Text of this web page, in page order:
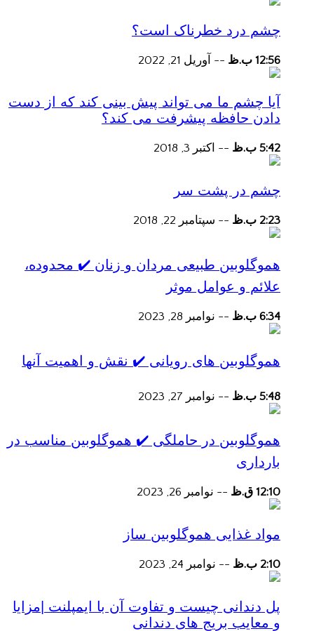
چشم درد خطرناک است؟
12:56 ب.ظ -- آوریل 21, 2022
آیا چشم ما می تواند پیش بینی کند که از دست
دادن حافظه پیشرفت می کند؟
5:42 ب.ظ -- اکتبر 3, 2018
چشم در پشت سر
2:23 ب.ظ -- سپتامبر 22, 2018
هموگلوبین طبیعی مردان و زنان ✔️ محدوده،
علائم و عوامل موثر
6:34 ب.ظ -- نوامبر 28, 2023
هموگلوبین های رویانی ✔️ نقش و اهمیت آنها
5:48 ب.ظ -- نوامبر 27, 2023
هموگلوبین در حاملگی ✔️ هموگلوبین مناسب در
بارداری
12:10 ق.ظ -- نوامبر 26, 2023
مواد غذایی هموگلوبین ساز
2:10 ب.ظ -- نوامبر 24, 2023
پل دندانی چیست و تفاوت آن با ایمپلنت |مزایا
و معایب بریج های دندانی